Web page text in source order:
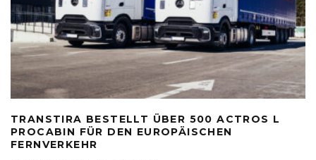
TRANSTIRA BESTELLT ÜBER 500 ACTROS L
PROCABIN FÜR DEN EUROPÄISCHEN
FERNVERKEHR